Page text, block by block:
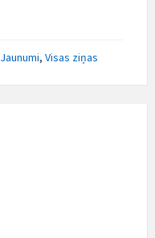
Jaunumi, Visas ziņas